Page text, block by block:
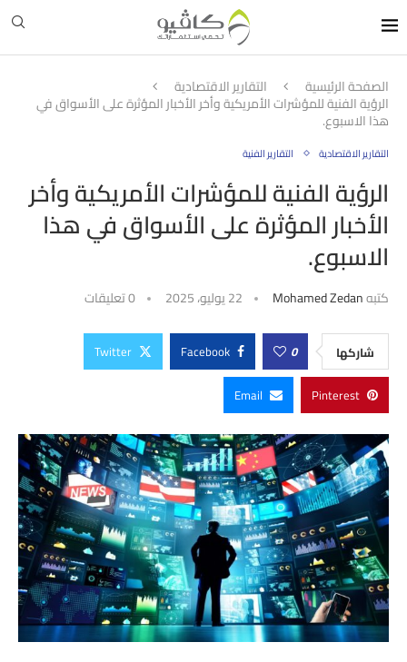
الصفحة الرئيسية التقارير الاقتصادية
الرؤية الفنية للمؤشرات الأمريكية وأخر الأخبار المؤثرة على الأسواق في
هذا الاسبوع.
التقارير الاقتصادية التقارير الفنية
الرؤية الفنية للمؤشرات الأمريكية وأخر
الأخبار المؤثرة على الأسواق في هذا
الاسبوع.
كتبهMohamed Zedan 22 يوليو، 2025 0 تعليقات
شاركها 0
Facebook
Twitter
Pinterest
Email